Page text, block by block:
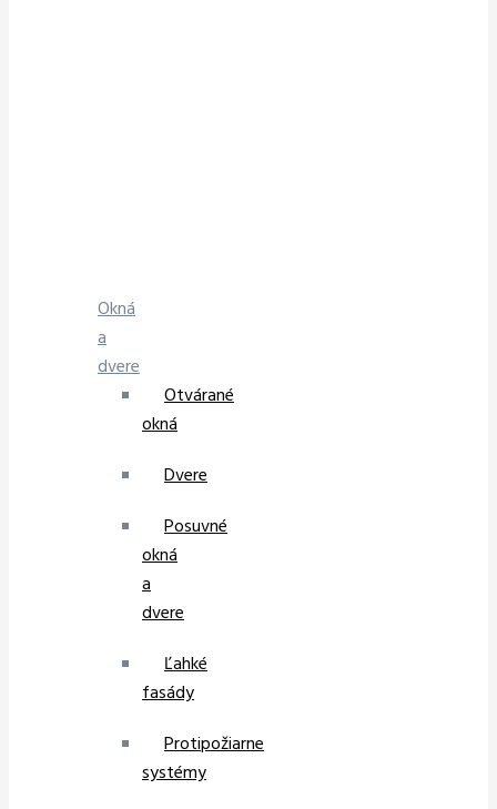
Okná
a
dvere
Otvárané
okná
Dvere
Posuvné
okná
a
dvere
Ľahké
fasády
Protipožiarne
systémy